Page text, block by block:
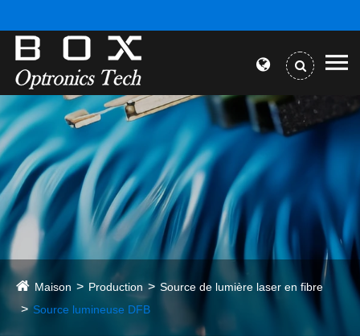
Maison Production
Source de lumière laser en fibre
Source lumineuse DFB